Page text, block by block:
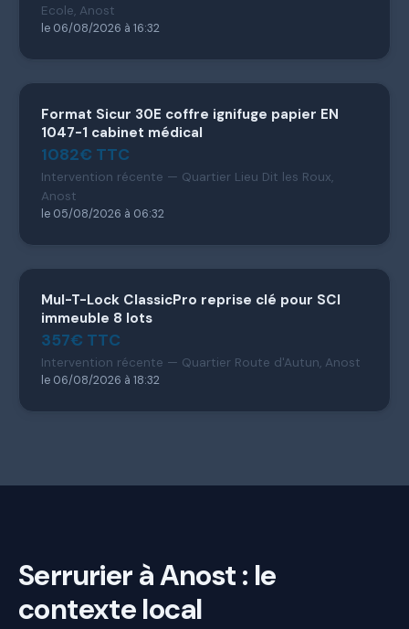
Ecole, Anost
le 06/08/2026 à 16:32
Format Sicur 30E coffre ignifuge papier EN
1047-1 cabinet médical
1082€ TTC
Intervention récente — Quartier Lieu Dit les Roux,
Anost
le 05/08/2026 à 06:32
Mul-T-Lock ClassicPro reprise clé pour SCI
immeuble 8 lots
357€ TTC
Intervention récente — Quartier Route d'Autun, Anost
le 06/08/2026 à 18:32
Serrurier à Anost : le
contexte local